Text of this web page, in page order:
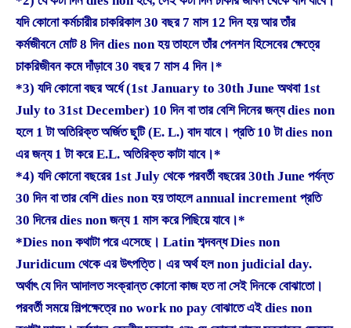
যদি কোনো কর্মচারীর চাকরিকাল 30 বছর 7 মাস 12 দিন হয় আর তাঁর
কর্মজীবনে মোট 8 দিন dies non হয় তাহলে তাঁর পেনশন হিসেবের ক্ষেত্রে
চাকরিজীবন কমে দাঁড়াবে 30 বছর 7 মাস 4 দিন।*
*3) যদি কোনো বছর অর্ধে (1st January to 30th June অথবা 1st
July to 31st December) 10 দিন বা তার বেশি দিনের জন্য dies non
হলে 1 টা অতিরিক্ত অর্জিত ছুটি (E. L.) বাদ যাবে। প্রতি 10 টা dies non
এর জন্য 1 টা করে E.L. অতিরিক্ত কাটা যাবে।*
*4) যদি কোনো বছরের 1st July থেকে পরবর্তী বছরের 30th June পর্যন্ত
30 দিন বা তার বেশি dies non হয় তাহলে annual increment প্রতি
30 দিনের dies non জন্য 1 মাস করে পিছিয়ে যাবে।*
*Dies non কথাটা পরে এসেছে। Latin শব্দবন্ধ Dies non
Juridicum থেকে এর উৎপত্তি। এর অর্থ হল non judicial day.
অর্থাৎ যে দিন আদালত সংক্রান্ত কোনো কাজ হত না সেই দিনকে বোঝাতো।
পরবর্তী সময়ে শিল্পক্ষেত্রে no work no pay বোঝাতে এই dies non